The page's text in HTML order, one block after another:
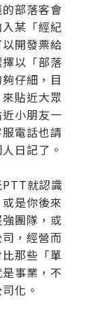
部落客會
某「經紀
開發票給
以「部落
仔細，目
貼近大眾
小朋友一
電話也請
日記了。
就認識
是你後來
團隊，或
，經營而
那些「單
事業，不
化。